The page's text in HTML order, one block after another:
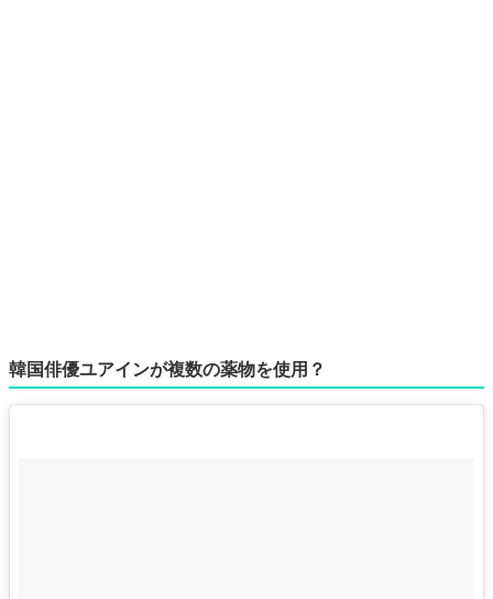
韓国俳優ユアインが複数の薬物を使用？